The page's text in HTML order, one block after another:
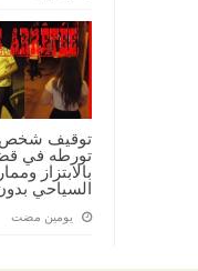
توقيف شخص
تورطه في
بالابتزاز
السياحي
‏يومين مضت